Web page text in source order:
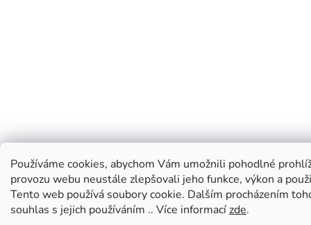
Používáme cookies, abychom Vám umožnili pohodlné
provozu webu neustále zlepšovali jeho funkce, výkon a
Tento web používá soubory cookie. Dalším procházením
souhlas s jejich používáním .. Více informacízde.